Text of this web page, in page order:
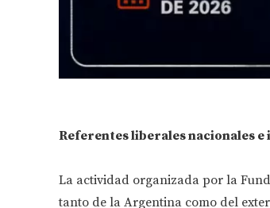
Referentes liberales nacionales
La actividad organizada por la
tanto de la Argentina como del